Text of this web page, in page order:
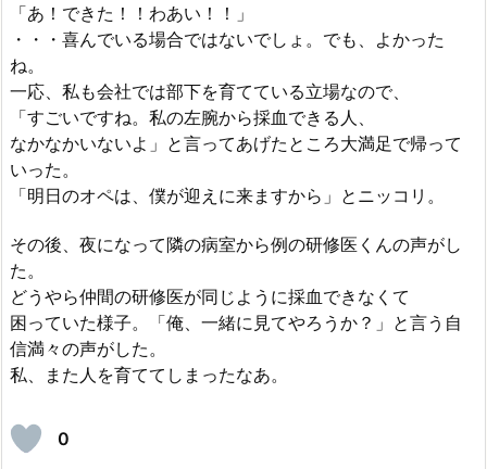
「あ！できた！！わあい！！」
・・・喜んでいる場合ではないでしょ。でも、よかった
ね。
一応、私も会社では部下を育てている立場なので、
「すごいですね。私の左腕から採血できる人、
なかなかいないよ」と言ってあげたところ大満足で帰って
いった。
「明日のオペは、僕が迎えに来ますから」とニッコリ。
その後、夜になって隣の病室から例の研修医くんの声がし
た。
どうやら仲間の研修医が同じように採血できなくて
困っていた様子。「俺、一緒に見てやろうか？」と言う自
信満々の声がした。
私、また人を育ててしまったなあ。
0